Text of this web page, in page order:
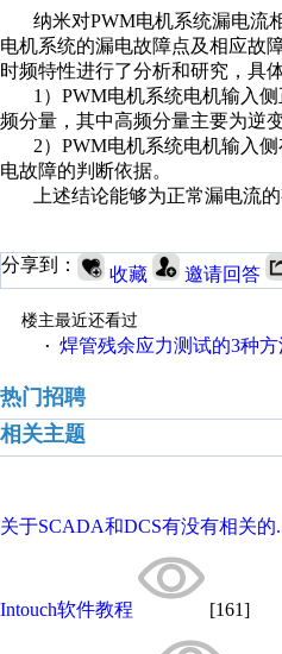
纳米对PWM电机系统漏电流
电机系统的漏电故障点及相应故
时频特性进行了分析和研究，具
1 ）PWM电机系统电机输入
频分量，其中高频分量主要为逆
2）PWM电机系统电机输入
电故障的判断依据。
上述结论能够为正常漏电流
分享到： 收藏 邀请回答
楼主最近还看过
· 焊管残余应力测试的3种方
热门招聘
相关主题
关于SCADA和DCS有没有相关的
Intouch软件教程 [161]